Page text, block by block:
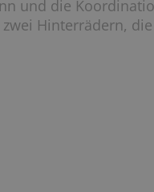
und die
Hinterrädern,